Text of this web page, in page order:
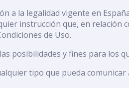
a la legalidad vigente en
instrucción que, en relación
de Uso.
posibilidades y fines para los
tipo que pueda comunicar